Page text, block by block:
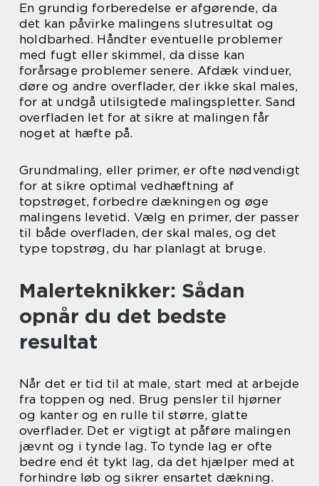
En grundig forberedelse er afgørende, da
det kan påvirke malingens slutresultat og
holdbarhed. Håndter eventuelle problemer
med fugt eller skimmel, da disse kan
forårsage problemer senere. Afdæk vinduer,
døre og andre overflader, der ikke skal males,
for at undgå utilsigtede malingspletter. Sand
overfladen let for at sikre at malingen får
noget at hæfte på.
Grundmaling, eller primer, er ofte nødvendigt
for at sikre optimal vedhæftning af
topstrøget, forbedre dækningen og øge
malingens levetid. Vælg en primer, der passer
til både overfladen, der skal males, og det
type topstrøg, du har planlagt at bruge.
Malerteknikker: Sådan
opnår du det bedste
resultat
Når det er tid til at male, start med at arbejde
fra toppen og ned. Brug pensler til hjørner
og kanter og en rulle til større, glatte
overflader. Det er vigtigt at påføre malingen
jævnt og i tynde lag. To tynde lag er ofte
bedre end ét tykt lag, da det hjælper med at
forhindre løb og sikrer ensartet dækning.